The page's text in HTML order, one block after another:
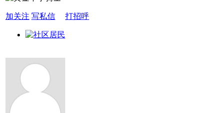
加关注 写私信 打招呼